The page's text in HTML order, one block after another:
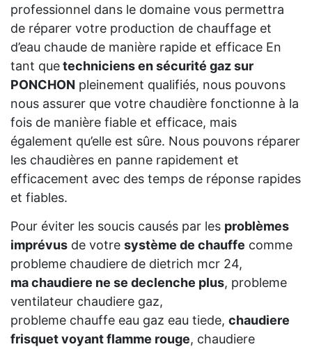
professionnel dans le domaine vous permettra
de réparer votre production de chauffage et
d’eau chaude de manière rapide et efficace En
tant quetechniciens en sécurité gaz sur
PONCHON pleinement qualifiés, nous pouvons
nous assurer que votre chaudière fonctionne à la
fois de manière fiable et efficace, mais
également qu’elle est sûre. Nous pouvons réparer
les chaudières en panne rapidement et
efficacement avec des temps de réponse rapides
et fiables.
Pour éviter les soucis causés par les problèmes
imprévus de votre système de chauffe comme
probleme chaudiere de dietrich mcr 24,
ma chaudiere ne se declenche plus, probleme
ventilateur chaudiere gaz,
probleme chauffe eau gaz eau tiede, chaudiere
frisquet voyant flamme rouge, chaudiere